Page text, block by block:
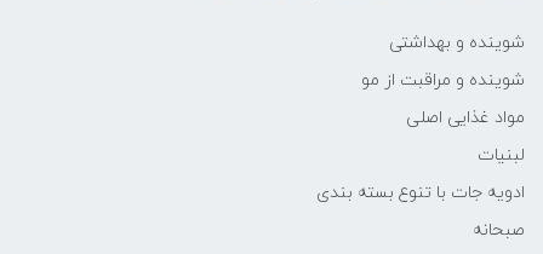
شوینده و بهداشتی
شوینده و مراقبت از مو
مواد غذایی اصلی
لبنیات
ادویه جات با تنوع بسته بندی
صبحانه